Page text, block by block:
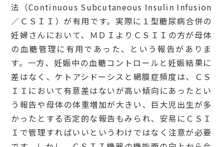
法（Continuous Subcutaneous Insulin Infusion
／ＣＳＩＩ）が有用です。実際に１型糖尿病合併の
妊婦さんにおいて、ＭＤＩよりＣＳＩＩの方が母体
の血糖管理に有用であった、という報告がありま
す。一方、妊娠中の血糖コントロールと妊娠結果に
差はなく、ケトアシドーシスと網膜症頻度は、ＣＳ
ＩＩにおいて有意差はないが高い傾向にあったとい
う報告や母体の体重増加が大きい、巨大児出生が多
かったとする否定的な報告もみられ、安易にＣＳＩ
Ｉで管理すればいいというわけではなく注意が必要